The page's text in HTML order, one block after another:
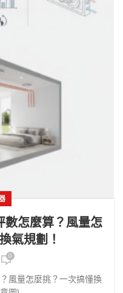
數怎麼算？風量怎
氣規劃！
0
風量怎麼挑？一次搞懂換